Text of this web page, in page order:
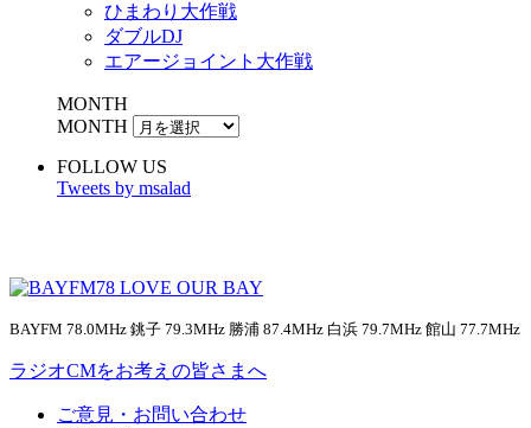
ひまわり大作戦
ダブルDJ
エアージョイント大作戦
MONTH
MONTH
FOLLOW US
Tweets by msalad
BAYFM 78.0MHz 銚子 79.3MHz 勝浦 87.4MHz 白浜 79.7MHz 館山 77.7MHz
ラジオCMをお考えの皆さまへ
ご意見・お問い合わせ